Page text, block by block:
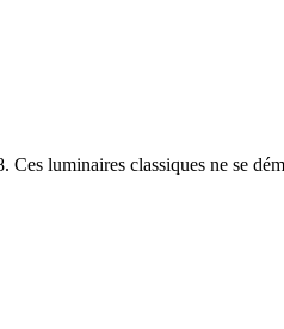
luminaires classiques ne se